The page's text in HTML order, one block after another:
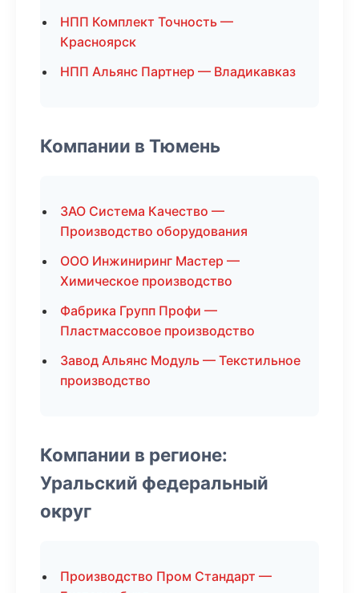
НПП Комплект Точность —
Красноярск
НПП Альянс Партнер — Владикавказ
Компании в Тюмень
ЗАО Система Качество —
Производство оборудования
ООО Инжиниринг Мастер —
Химическое производство
Фабрика Групп Профи —
Пластмассовое производство
Завод Альянс Модуль — Текстильное
производство
Компании в регионе:
Уральский федеральный
округ
Производство Пром Стандарт —